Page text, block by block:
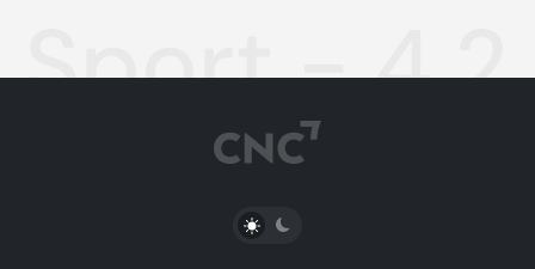
Sport -
PŘEPNOUT SVĚTLÝ/TMAVÝ REŽIM